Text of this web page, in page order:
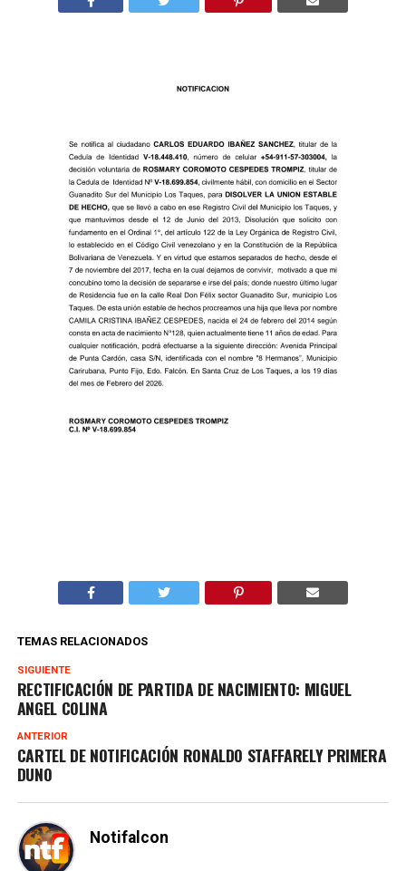
TEMAS RELACIONADOS
SIGUIENTE
RECTIFICACIÓN DE PARTIDA DE NACIMIENTO: MIGUEL
ANGEL COLINA
ANTERIOR
CARTEL DE NOTIFICACIÓN RONALDO STAFFARELY PRIMERA
DUNO
Notifalcon